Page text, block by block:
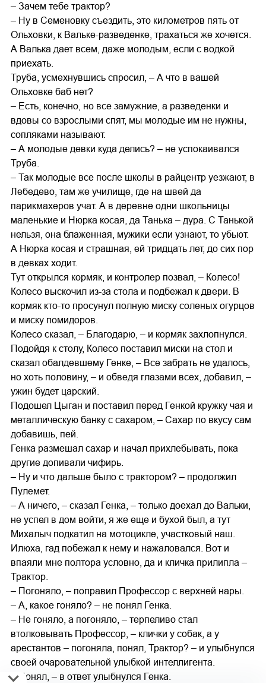
– Зачем тебе трактор?
– Ну в Семеновку съездить, это километров пять от
Ольховки, к Вальке-разведенке, трахаться же хочется.
А Валька дает всем, даже молодым, если с водкой
приехать.
Труба, усмехнувшись спросил, – А что в вашей
Ольховке баб нет?
– Есть, конечно, но все замужние, а разведенки и
вдовы со взрослыми спят, мы молодые им не нужны,
сопляками называют.
– А молодые девки куда делись? – не успокаивался
Труба.
– Так молодые все после школы в райцентр уезжают, в
Лебедево, там же училище, где на швей да
парикмахеров учат. А в деревне одни школьницы
маленькие и Нюрка косая, да Танька – дура. С Танькой
нельзя, она блаженная, мужики если узнают, то убьют.
А Нюрка косая и страшная, ей тридцать лет, до сих пор
в девках ходит.
Тут открылся кормяк, и контролер позвал, – Колесо!
Колесо выскочил из-за стола и подбежал к двери. В
кормяк кто-то просунул полную миску соленых огурцов
и миску помидоров.
Колесо сказал, – Благодарю, – и кормяк захлопнулся.
Подойдя к столу, Колесо поставил миски на стол и
сказал обалдевшему Генке, – Все забрать не удалось,
но хоть половину, – и обведя глазами всех, добавил, –
ужин будет царский.
Подошел Цыган и поставил перед Генкой кружку чая и
металлическую банку с сахаром, – Сахар по вкусу сам
добавишь, пей.
Генка размешал сахар и начал прихлебывать, пока
другие допивали чифирь.
– Ну и что дальше было с трактором? – продолжил
Пулемет.
– А ничего, – сказал Генка, – только доехал до Вальки,
не успел в дом войти, я же еще и бухой был, а тут
Михалыч подкатил на мотоцикле, участковый наш.
Илюха, гад побежал к нему и нажаловался. Вот и
впаяли мне полтора условно, да и кличка прилипла –
Трактор.
– Погоняло, – поправил Профессор с верхней нары.
– А, какое гоняло? – не понял Генка.
– Не гоняло, а погоняло, – терпеливо стал
втолковывать Профессор, – клички у собак, а у
арестантов – погоняла, понял, Трактор? – и улыбнулся
своей очаровательной улыбкой интеллигента.
– Понял, – в ответ улыбнулся Генка.